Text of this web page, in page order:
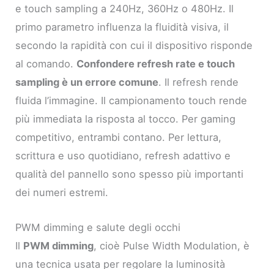
e touch sampling a 240Hz, 360Hz o 480Hz. Il
primo parametro influenza la fluidità visiva, il
secondo la rapidità con cui il dispositivo risponde
al comando. Confondere refresh rate e touch
sampling è un errore comune. Il refresh rende
fluida l’immagine. Il campionamento touch rende
più immediata la risposta al tocco. Per gaming
competitivo, entrambi contano. Per lettura,
scrittura e uso quotidiano, refresh adattivo e
qualità del pannello sono spesso più importanti
dei numeri estremi.
PWM dimming e salute degli occhi
Il PWM dimming, cioè Pulse Width Modulation, è
una tecnica usata per regolare la luminosità